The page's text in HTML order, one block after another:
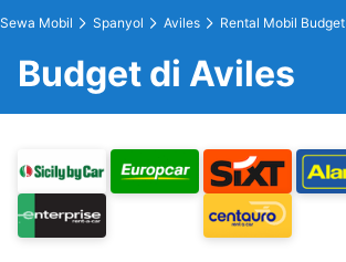
Sewa Mobil Spanyol Aviles Rental Mobil Budget
Budget di Aviles